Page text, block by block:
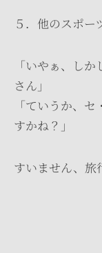
５．他のスポー
「いやぁ、し
さん」
「ていうか、
すかね？」
すいません、旅